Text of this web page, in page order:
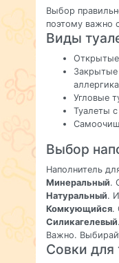
Выбор
поэтому важно
Виды
Открытые
Закрытые
Угловые
Туалеты
Выбор
Наполнитель
Минеральный.
Натуральный.
Комкующийся.
Силикагелевый
Важно.
Совки для